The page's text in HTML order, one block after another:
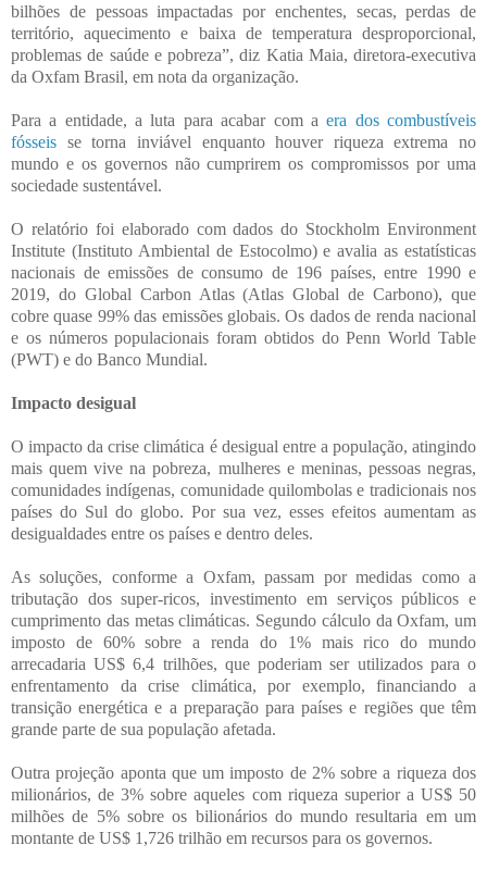
bilhões de pessoas impactadas por enchentes, secas, perdas de
território, aquecimento e baixa de temperatura desproporcional,
problemas de saúde e pobreza”, diz Katia Maia, diretora-executiva
da Oxfam Brasil, em nota da organização.
Para a entidade, a luta para acabar com a era dos combustíveis
fósseis se torna inviável enquanto houver riqueza extrema no
mundo e os governos não cumprirem os compromissos por uma
sociedade sustentável.
O relatório foi elaborado com dados do Stockholm Environment
Institute (Instituto Ambiental de Estocolmo) e avalia as estatísticas
nacionais de emissões de consumo de 196 países, entre 1990 e
2019, do Global Carbon Atlas (Atlas Global de Carbono), que
cobre quase 99% das emissões globais. Os dados de renda nacional
e os números populacionais foram obtidos do Penn World Table
(PWT) e do Banco Mundial.
Impacto desigual
O impacto da crise climática é desigual entre a população, atingindo
mais quem vive na pobreza, mulheres e meninas, pessoas negras,
comunidades indígenas, comunidade quilombolas e tradicionais nos
países do Sul do globo. Por sua vez, esses efeitos aumentam as
desigualdades entre os países e dentro deles.
As soluções, conforme a Oxfam, passam por medidas como a
tributação dos super-ricos, investimento em serviços públicos e
cumprimento das metas climáticas. Segundo cálculo da Oxfam, um
imposto de 60% sobre a renda do 1% mais rico do mundo
arrecadaria US$ 6,4 trilhões, que poderiam ser utilizados para o
enfrentamento da crise climática, por exemplo, financiando a
transição energética e a preparação para países e regiões que têm
grande parte de sua população afetada.
Outra projeção aponta que um imposto de 2% sobre a riqueza dos
milionários, de 3% sobre aqueles com riqueza superior a US$ 50
milhões de 5% sobre os bilionários do mundo resultaria em um
montante de US$ 1,726 trilhão em recursos para os governos.